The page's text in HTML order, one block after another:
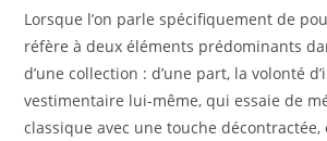
Lorsque l’on parle spécifiquement de
réfère à deux éléments prédominants
d’une collection : d’une part, la volonté
vestimentaire lui-même, qui essaie de
classique avec une touche décontractée,